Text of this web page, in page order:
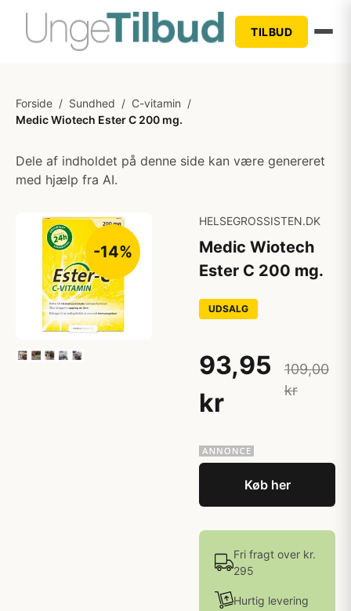
TILBUD
Forside / Sundhed / C-vitamin /
Medic Wiotech Ester C 200 mg.
Dele af indholdet på denne side kan være genereret
med hjælp fra AI.
-14%
HELSEGROSSISTEN.DK
Medic Wiotech
Ester C 200 mg.
UDSALG
93,95
kr
109,00
kr
Køb her
Fri fragt over kr.
295
Hurtig levering